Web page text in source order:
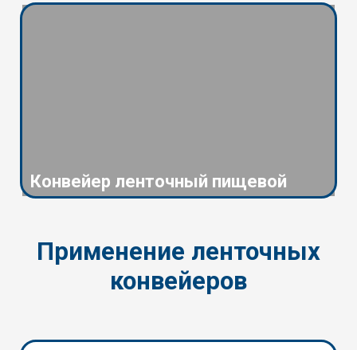
Конвейер ленточный пищевой
Применение ленточных
конвейеров